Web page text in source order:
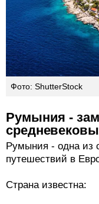
Фото: ShutterStock
Румыния -
Румыния - одна из
путешествий в
Страна известна: